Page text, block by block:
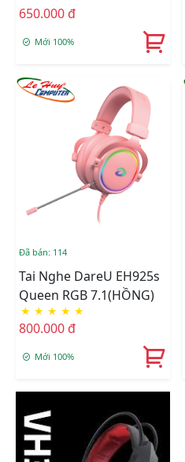
650.000 đ
Mới 100%
Đã bán: 114
Tai Nghe DareU EH925s
Queen RGB 7.1(HỒNG)
★ ★ ★ ★ ★
800.000 đ
Mới 100%